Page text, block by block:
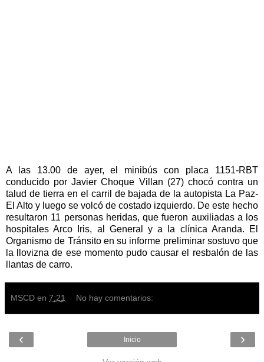
A las 13.00 de ayer, el minibús con placa 1151-RBT
conducido por Javier Choque Villan (27) chocó contra un
talud de tierra en el carril de bajada de la autopista La Paz-
El Alto y luego se volcó de costado izquierdo. De este hecho
resultaron 11 personas heridas, que fueron auxiliadas a los
hospitales Arco Iris, al General y a la clínica Aranda. El
Organismo de Tránsito en su informe preliminar sostuvo que
la llovizna de ese momento pudo causar el resbalón de las
llantas de carro.
MSCD en 7:21 No hay comentarios:
‹ ›
Inicio